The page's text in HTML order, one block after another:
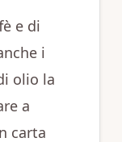
e di
i
olio la
a
carta